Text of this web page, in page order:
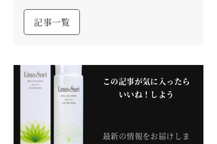
記事一覧
この記事が気に入ったら
いいね！しよう
最新の情報をお届けしま